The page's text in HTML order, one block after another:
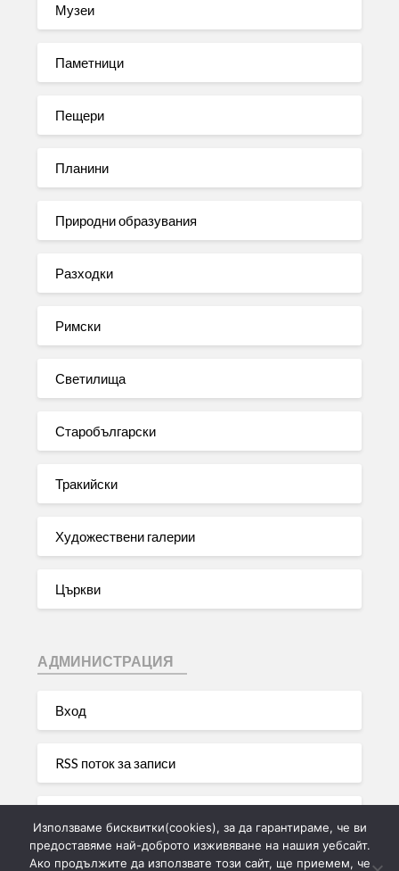
Музеи
Паметници
Пещери
Планини
Природни образувания
Разходки
Римски
Светилища
Старобългарски
Тракийски
Художествени галерии
Църкви
АДМИНИСТРАЦИЯ
Вход
RSS поток за записи
Използваме бисквитки(cookies), за да гарантираме, че ви
предоставяме най-доброто изживяване на нашия уебсайт.
Ако продължите да използвате този сайт, ще приемем, че